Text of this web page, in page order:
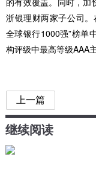
浙银理财两家子公司
全球银行1000强”榜单
构评级中最高等级AAA
上一篇
继续阅读